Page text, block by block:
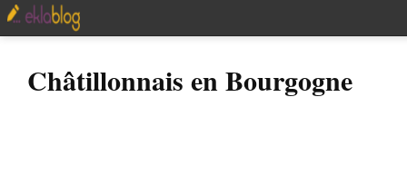
Châtillonnais en Bourgogne